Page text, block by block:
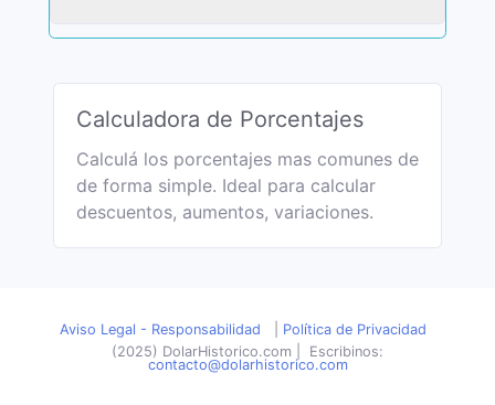
Calculadora de Porcentajes
Calculá los porcentajes mas comunes de
de forma simple. Ideal para calcular
descuentos, aumentos, variaciones.
Aviso Legal - Responsabilidad
Política de Privacidad
(2025) DolarHistorico.com
Escribinos:
contacto@dolarhistorico.com